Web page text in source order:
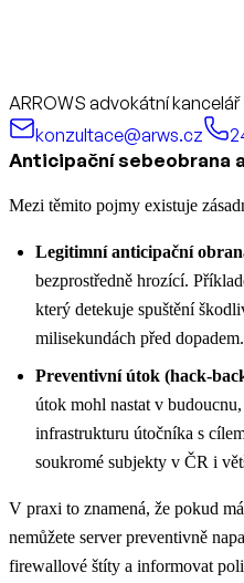
ARROWS advokátní kancelář
konzultace@arws.cz
Anticipační sebeobrana
Mezi těmito pojmy existuje
Legitimní anticipační
bezprostředně hrozící.
který detekuje spuštění
milisekundách před dopadem.
Preventivní útok (hack-
útok mohl nastat v
infrastrukturu útočníka s
soukromé subjekty v ČR i
V praxi to znamená, že pokud
nemůžete server preventivně
firewallové štíty a informovat